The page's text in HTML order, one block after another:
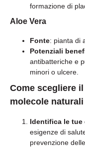
formazione di
Aloe Vera
Fonte: pianta di
Potenziali
antibatteriche e
minori o ulcere.
Come scegliere
molecole naturali
Identifica le tue
esigenze di
prevenzione